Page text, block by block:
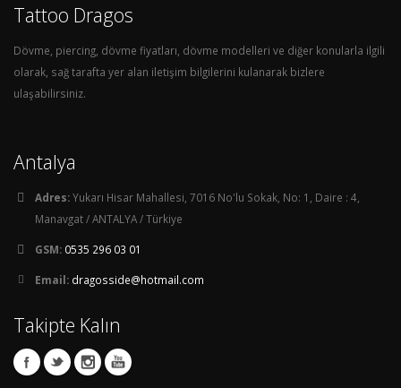
Tattoo Dragos
Dövme, piercing, dövme fiyatları, dövme modelleri ve diğer konularla ilgili
olarak, sağ tarafta yer alan iletişim bilgilerini kulanarak bizlere
ulaşabilirsiniz.
Antalya
Adres:Yukarı Hisar Mahallesi, 7016 No'lu Sokak, No: 1, Daire : 4,
Manavgat / ANTALYA / Türkiye
GSM: 0535 296 03 01
Email: dragosside@hotmail.com
Takipte Kalın